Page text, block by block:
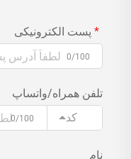
پست الکترونیکی
0/100
تلفن همراه/واتساپ
کد
0/100
نام